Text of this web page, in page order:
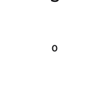
0